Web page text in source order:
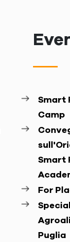
Smart
Camp
Smart
For
Puglia